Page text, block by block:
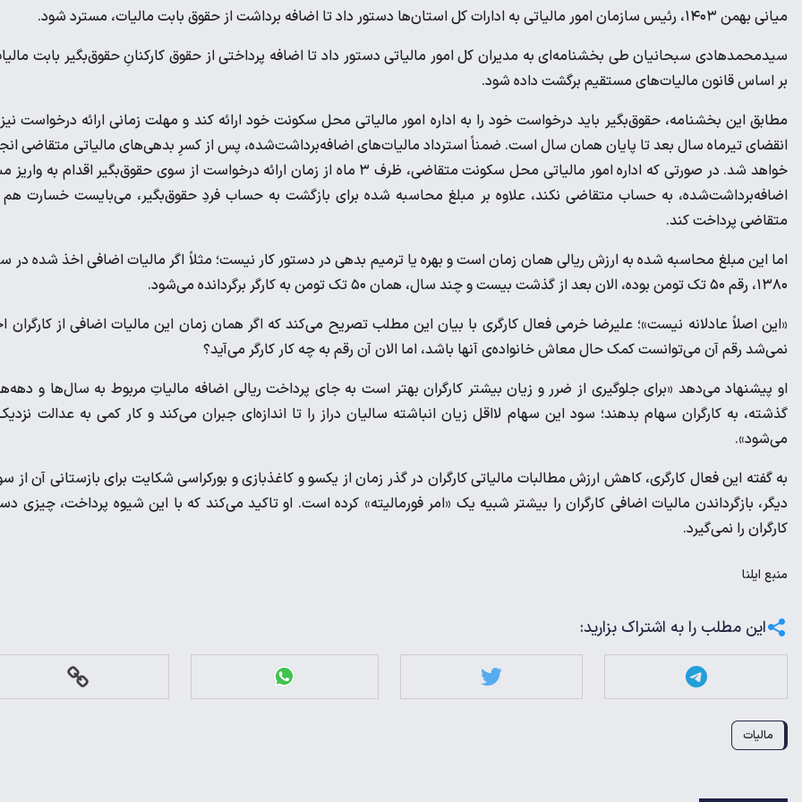
میانی بهمن ۱۴۰۳، رئیس سازمان امور مالیاتی به ادارات کل استان‌ها دستور داد تا اضافه برداشت از حقوق بابت مالیات، مسترد شود.
سیدمحمدهادی سبحانیان طی بخشنامه‌ای به مدیران کل امور مالیاتی دستور داد تا اضافه پرداختی از حقوق کارکنانِ حقوق‌بگیر بابت
بر اساس قانون مالیات‌های مستقیم برگشت داده شود.
مطابق این بخشنامه، حقوق‌بگیر باید درخواست خود را به اداره امور مالیاتی محل سکونت خود ارائه کند و مهلت زمانی ارائه درخواست نیز
انقضای تیرماه سال بعد تا پایان همان سال است. ضمناً استرداد مالیات‌های اضافه‌برداشت‌شده، پس از کسرِ بدهی‌های مالیاتی متقاضی
خواهد شد. در صورتی که اداره امور مالیاتی محل سکونت متقاضی، ظرف ۳ ماه از زمان ارائه درخواست از سوی حقوق‌بگیر اقدام به
اضافه‌برداشت‌شده، به حساب متقاضی نکند، علاوه بر مبلغ محاسبه شده برای بازگشت به حساب فردِ حقوق‌بگیر، می‌بایست خسارت هم
متقاضی پرداخت کند.
اما این مبلغ محاسبه شده به ارزش ریالی همان زمان است و بهره یا ترمیم بدهی در دستور کار نیست؛ مثلاً اگر مالیات اضافی اخذ شده در
۱۳۸۰، رقم ۵۰ تک تومن بوده، الان بعد از گذشت بیست و چند سال، همان ۵۰ تک تومن به کارگر برگردانده می‌شود.
«این اصلاً عادلانه نیست»؛ علیرضا خرمی فعال کارگری با بیان این مطلب تصریح می‌کند که اگر همان زمان این مالیات اضافی از کارگران
نمی‌شد رقم آن می‌توانست کمک حال معاش خانواده‌ی آنها باشد، اما الان آن رقم به چه کار کارگر می‌آید؟
او پیشنهاد می‌دهد «برای جلوگیری از ضرر و زیان بیشتر کارگران بهتر است به جای پرداخت ریالی اضافه مالیاتِ مربوط به سال‌ها و
گذشته، به کارگران سهام بدهند؛ سود این سهام لااقل زیان انباشته سالیان دراز را تا اندازه‌ای جبران می‌کند و کار کمی به عدالت
می‌شود».
به گفته این فعال کارگری، کاهش ارزش مطالبات مالیاتی کارگران در گذر زمان از یکسو و کاغذبازی و بورکراسی شکایت برای بازستانی آن از
دیگر، بازگرداندن مالیات اضافی کارگران را بیشتر شبیه یک «امر فورمالیته» کرده است. او تاکید می‌کند که با این شیوه پرداخت، چیزی
کارگران را نمی‌گیرد.
منبع ایلنا
این مطلب را به اشتراک بزارید:
مالیات